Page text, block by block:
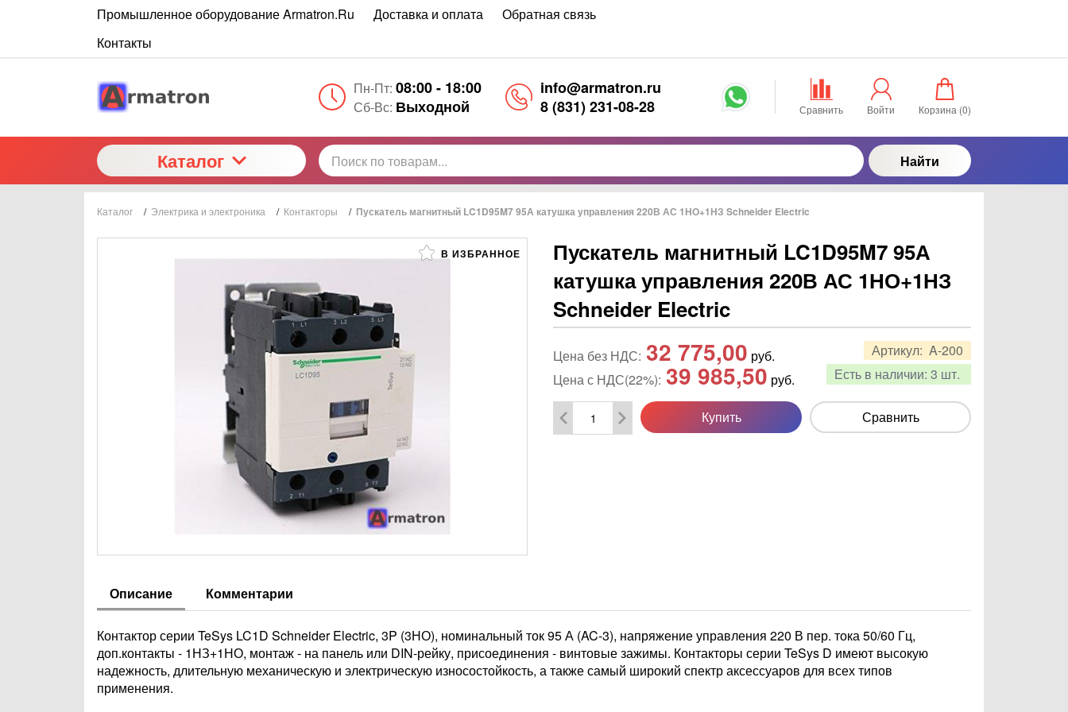
Промышленное оборудование Armatron.Ru Доставка и оплата
Обратная связь
Контакты
Пн-Пт: 08:00 - 18:00
Сб-Вс: Выходной
info@armatron.ru
8 (831) 231-08-28
Сравнить Войти Корзина (0)
Каталог Найти
Каталог / Электрика и электроника / Контакторы / Пускатель магнитный LC1D95M7 95А катушка управления 220В АС 1НО+1НЗ Schneider Electric
В ИЗБРАННОЕ
Пускатель магнитный LC1D95M7 95А
катушка управления 220В АС 1НО+1НЗ
Schneider Electric
Артикул: A-200
Есть в наличии: 3 шт.
Цена без НДС: 32 775,00 руб.
Цена с НДС(22%): 39 985,50 руб.
Купить Сравнить
Описание Комментарии
Контактор серии TeSys LC1D Schneider Electric, 3P (3НО), номинальный ток 95 А (AC-3), напряжение управления 220 В пер. тока 50/60 Гц,
доп.контакты - 1НЗ+1НО, монтаж - на панель или DIN-рейку, присоединения - винтовые зажимы. Контакторы серии TeSys D имеют высокую
надежность, длительную механическую и электрическую износостойкость, а также самый широкий спектр аксессуаров для всех типов
применения.